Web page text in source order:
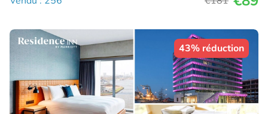
43% réduction